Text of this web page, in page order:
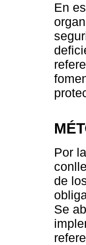
En
Por
de
Se